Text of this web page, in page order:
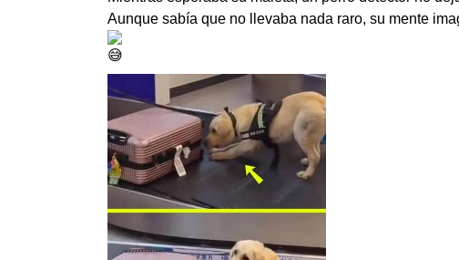
Aunque sabía que no llevaba nada raro, su mente